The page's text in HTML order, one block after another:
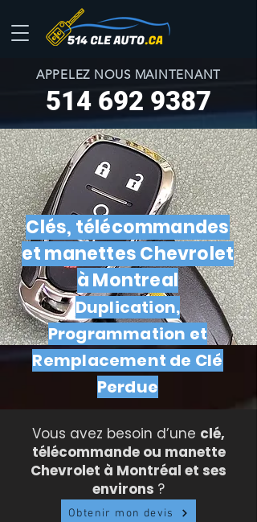
APPELEZ NOUS MAINTENANT
514 692 9387
Clés, télécommandes
et manettes Chevrolet
à Montreal
Duplication,
Programmation et
Remplacement de Clé
Perdue
Vous avez besoin d’une clé,
télécommande ou manette
Chevrolet à Montréal et ses
environs ?
Obtenir mon devis